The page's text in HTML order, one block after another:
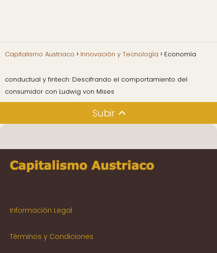
Capitalismo Austriaco Innovación y Tecnología Economía
conductual y fintech: Descifrando el comportamiento del
consumidor con Ludwig von Mises
Subir
Información Legal
Términos y Condiciones